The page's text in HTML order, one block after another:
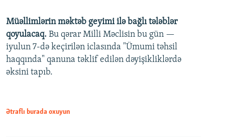
360p
480p
720p
Müəllimlərin məktəb geyimi ilə bağlı tələblər
qoyulacaq. Bu qərar Milli Məclisin bu gün —
iyulun 7-də keçirilən iclasında "Ümumi təhsil
haqqında" qanuna təklif edilən dəyişikliklərdə
əksini tapıb.
Ətraflı burada oxuyun